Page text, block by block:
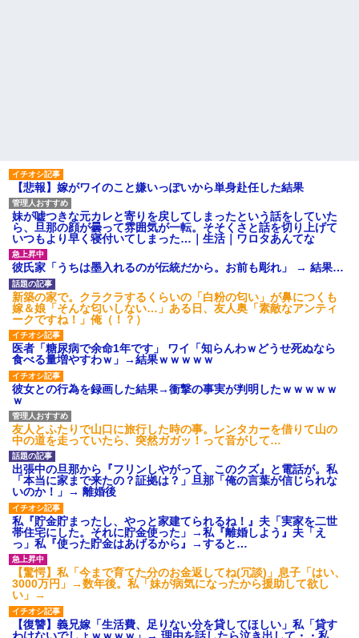
4000円のフィギュアがヤバすぎ
るｗｗｗｗｗｗ「こんな高い
の？ｗｗ」「逆に超安い」
私「ちょっと、人の家の金庫
触らないでよ！」キチママ『そ
こに金庫があったから、開けて
みようとしただけ☆』義兄「泥
は出てけ！二度と来るな！」結
果・・・
私「初めて飲む味だけどなん
のお茶？」彼「ちっ！」私「」
【GIF】JSのカンチョーワロ
タ
後続車にクラクションを鳴ら
され彼氏が逆切れ。「何クラク
ション鳴らしてんだ！降りてこ
いよ！」と怒鳴りだし...
【衝撃】報酬100万円超の治験
募集がこちらｗｗｗｗｗ(※画像
あり)
【ネット騒然】惨殺されたタ
ワマン頂き女子のこの動画、す
げえええええｗｗｗｗｗｗｗｗ
ｗｗｗ
【愕然】白のクラウン俺氏、
高速道路左車線を制限速度で走
った結果wwwwwwwwwwww
百年の恋12-899 食べた量を
張り合ってくる
【悲報】佐藤輝明・・・２軍
でも盛大にやらかす←あまり悲
しませないでくれ
【悲報】嫁がワイのこと嫌いっぽいから単身赴任した結果
妹が嘘つきな元カレと寄りを戻してしまったという話をしていた
ら、旦那の顔が曇って雰囲気が一転。そそくさと話を切り上げて
いつもより早く寝付いてしまった…｜生活｜ワロタあんてな
彼氏家「うちは墨入れるのが伝統だから。お前も彫れ」 → 結果…
新築の家で。クラクラするくらいの「白粉の匂い」が鼻につくも
嫁＆娘「そんな匂いしない…」ある日、友人奥「素敵なアンティ
ークですね！」俺（！？）
医者「糖尿病で余命1年です」 ワイ「知らんわｗどうせ死ぬなら
食べる量増やすわｗ」→結果ｗｗｗｗｗ
彼女との行為を録画した結果→衝撃の事実が判明したｗｗｗｗｗ
ｗ
友人とふたりで山口に旅行した時の事。レンタカーを借りて山の
中の道を走っていたら、突然ガガッ！って音がして…
出張中の旦那から『フリンしやがって、このクズ』と電話が。私
「本当に家まで来たの？証拠は？」旦那「俺の言葉が信じられな
いのか！」→ 離婚後
私『貯金貯まったし、やっと家建てられるね！』夫「実家を二世
帯住宅にした。それに貯金使った」→私『離婚しよう』夫「え
っ」私『使った貯金はあげるから』→すると…
【驚愕】私「今まで育てた分のお金返してね(冗談)」息子「はい、
3000万円」→数年後。私「妹が病気になったから援助して欲し
い」→
【復讐】義兄嫁「生活費、足りない分を貸してほしい」私「貸す
わけないでしょｗｗｗｗ」→ 理由を話したら泣き出して・・私